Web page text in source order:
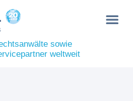
sowie
weltweit